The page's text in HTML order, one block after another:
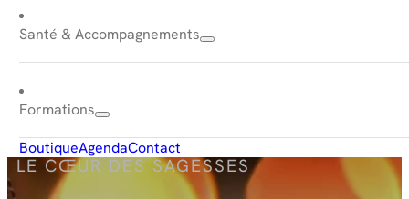
Santé & Accompagnements
Formations
BoutiqueAgendaContact
LE CŒUR DES SAGESSES